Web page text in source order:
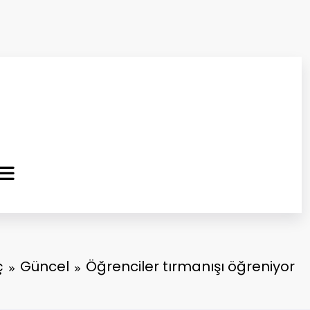
Güncel Öğrenciler tırmanışı öğreniyor